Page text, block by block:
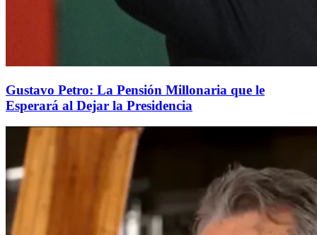
Gustavo Petro: La Pensión Millonaria que le
Esperará al Dejar la Presidencia